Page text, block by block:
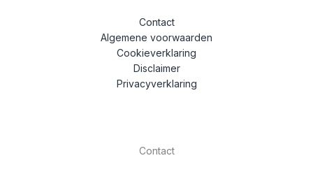
Contact
Algemene voorwaarden
Cookieverklaring
Disclaimer
Privacyverklaring
Contact